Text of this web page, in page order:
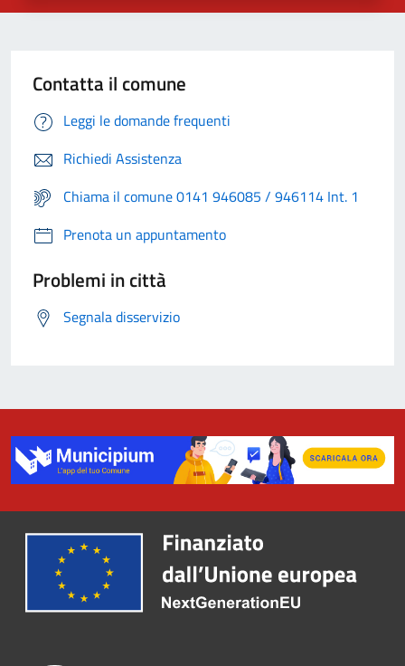
Contatta il comune
Leggi le domande frequenti
Richiedi Assistenza
Chiama il comune 0141 946085 / 946114 Int. 1
Prenota un appuntamento
Problemi in città
Segnala disservizio